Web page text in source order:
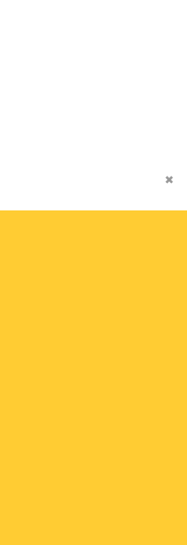
✖